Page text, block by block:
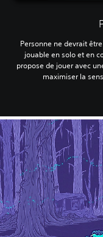
Personne ne devrait
jouable en solo et en
propose de jouer avec
maximiser la